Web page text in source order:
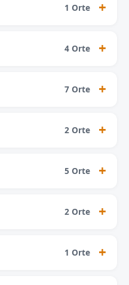
1 Orte
4 Orte
7 Orte
2 Orte
5 Orte
2 Orte
1 Orte